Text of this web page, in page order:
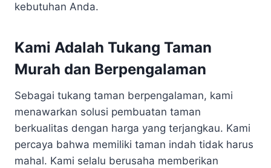
kebutuhan Anda.
Kami Adalah Tukang Taman
Murah dan Berpengalaman
Sebagai tukang taman berpengalaman, kami
menawarkan solusi pembuatan taman
berkualitas dengan harga yang terjangkau. Kami
percaya bahwa memiliki taman indah tidak harus
mahal. Kami selalu berusaha memberikan